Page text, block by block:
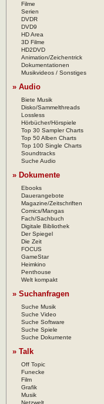
Filme
Serien
DVDR
DVD9
HD Area
3D Filme
HD2DVD
Animation/Zeichentrick
Dokumentationen
Musikvideos / Sonstiges
» Audio
Biete Musik
Disko/Sammelthreads
Lossless
Hörbücher/Hörspiele
Top 30 Sampler Charts
Top 50 Alben Charts
Top 100 Single Charts
Soundtracks
Suche Audio
» Dokumente
Ebooks
Dauerangebote
Magazine/Zeitschriften
Comics/Mangas
Fach/Sachbuch
Digitale Bibliothek
Der Spiegel
Die Zeit
FOCUS
GameStar
Heimkino
Penthouse
Welt kompakt
» Suchanfragen
Suche Musik
Suche Video
Suche Software
Suche Spiele
Suche Dokumente
» Talk
Off Topic
Funecke
Film
Grafik
Musik